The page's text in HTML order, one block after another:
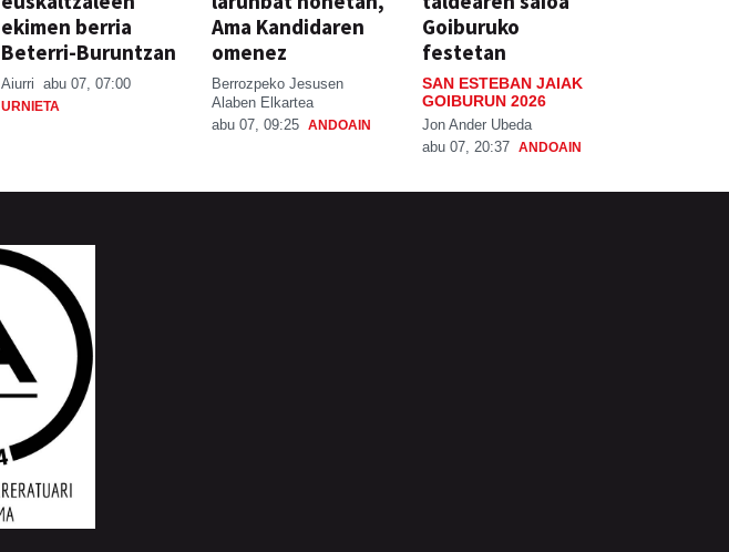
ekimen berria
Beterri-Buruntzan
Aiurri abu 07, 07:00
URNIETA
Ama Kandidaren
omenez
Berrozpeko Jesusen
Alaben Elkartea
abu 07, 09:25 ANDOAIN
Goiburuko
festetan
SAN ESTEBAN JAIAK
GOIBURUN 2026
Jon Ander Ubeda
abu 07, 20:37 ANDOAIN